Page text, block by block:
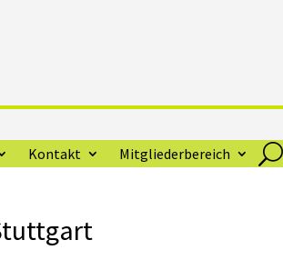
Kontakt Mitgliederbereich